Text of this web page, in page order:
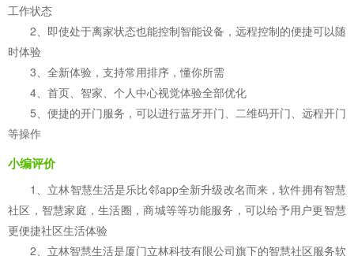
工作状态
2、即使处于离家状态也能控制智能设备，远程控制的便捷可以随
时体验
3、全新体验，支持常用排序，懂你所需
4、首页、智家、个人中心视觉体验全部优化
5、便捷的开门服务，可以进行蓝牙开门、二维码开门、远程开门
等操作
小编评价
1、立林智慧生活是乐比邻app全新升级改名而来，软件拥有智慧
社区，智慧家庭，生活圈，商城等等功能服务，可以给予用户更智慧
更便捷社区生活体验
2、立林智慧生活是厦门立林科技有限公司旗下的智慧社区服务软